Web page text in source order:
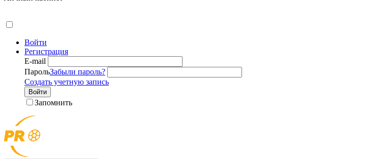
Войти
Регистрация
E-mail
ПарольЗабыли пароль?
Создать учетную запись
Войти
Запомнить